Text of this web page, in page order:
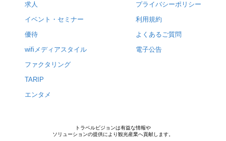
求人
イベント・セミナー
優待
wifiメディアスタイル
ファクタリング
TARIP
エンタメ
プライバシーポリシー
利用規約
よくあるご質問
電子公告
トラベルビジョンは有益な情報や
ソリューションの提供により観光産業へ貢献します。